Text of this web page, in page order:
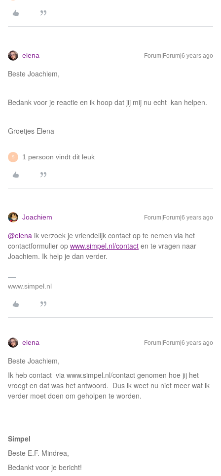
elena Forum|Forum|6 years ago
Beste Joachiem,
Bedank voor je reactie en ik hoop dat jij mij nu echt kan helpen.
Groetjes Elena
S 1 persoon vindt dit leuk
Joachiem Forum|Forum|6 years ago
@elena ik verzoek je vriendelijk contact op te nemen via het
contactformulier op www.simpel.nl/contact en te vragen naar
Joachiem. Ik help je dan verder.
www.simpel.nl
elena Forum|Forum|6 years ago
Beste Joachiem,
Ik heb contact via www.simpel.nl/contact genomen hoe jij het
vroegt en dat was het antwoord. Dus ik weet nu niet meer wat ik
verder moet doen om geholpen te worden.
Simpel
Beste E.F. Mindrea,
Bedankt voor je bericht!